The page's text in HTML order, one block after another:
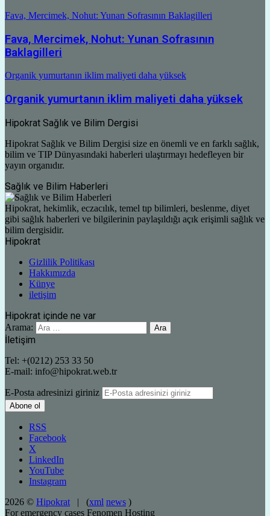
Fava, Mercimek, Nohut: Yunan Sofrasının Baklagilleri
Fava, Mercimek, Nohut: Yunan Sofrasının
Baklagilleri
Organik yumurtanın iklim maliyeti daha yüksek
Organik yumurtanın iklim maliyeti daha yüksek
Hipokrat Sağlık ve Bilim Dergisi
Hipokrat Sağlık ve Bilim Dergisi size en önemli ve en farklı sağlık,
bilim ve TIP Dünyasındaki haberleri ulaştırmayı hedefleyen bir
yayın organıdır.
Sağlık ve Bilim Haberleri
Hipokrat, hekimlik, eczacılık, temel tıp bilimleri, beslenme, diyet
gibi sağlık haberleri ve bilgilerinin paylaşıldığı açık erişimli sağlık ve
bilim dergisidir.
Hipokrat
Gizlilik Politikası
Hakkımızda
Künye
iletişim
Hipokrat içinde ne var
Arama:
İletişim
Tel: +(0212) 253 33 50
E-mail: info@hipokrat.web.tr
E-Posta adresinizi giriniz
RSS
Facebook
X
LinkedIn
YouTube
Instagram
2026 © Hipokrat | (xml news )
For emergency cases Fenomen Hosting